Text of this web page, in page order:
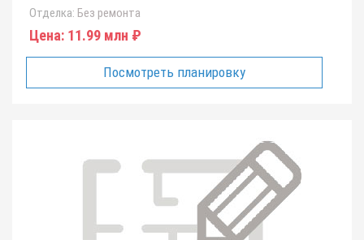
Отделка: Без ремонта
Цена: 11.99 млн ₽
Посмотреть планировку